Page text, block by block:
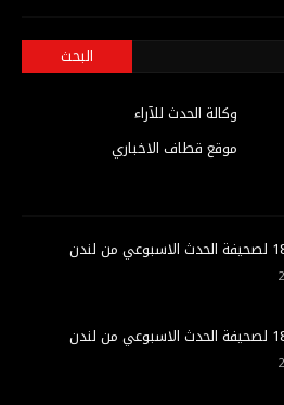
وكالة الحدث للآراء
موقع قطاف الاخباري